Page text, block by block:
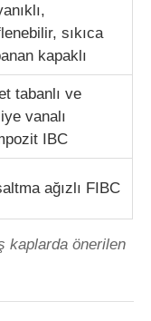
sıkıca
kapaklı
tabanlı ve
vanalı
IBC
ağızlı FIBC
kaplarda önerilen